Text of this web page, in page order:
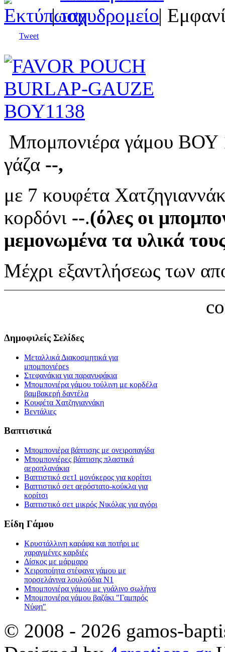
| |
Tweet
Μπομπονιέρα γάμου ΒΟΥ
γάζα --,
με 7 κουφέτα
κορδόνι --.(όλες οι
μεμονωμένα τα υλικά
Μέχρι εξαντλήσεως των
Δημοφιλείς Σελίδες
Μεταλλικά Διακοσμητικά για
μπομπονιέρεs
Στεφανάκια για παρανυφάκια
Μπομπονιέρα γάμου τούλινη με κορδέλα
βαμβακερή δαντέλα
Κουφέτα Χατζηγιαννάκη
Βεντάλιες
Βαπτιστικά
Μπομπονιέρα βάπτισης με ονειροπαγίδα
Μπομπονιέρες βάπτισης πλαστικά
αεροπλανάκια
Βαπτιστικό σετ1 μονόκερος για κορίτσι
Βαπτιστικό σετ αερόστατο-κούκλα για
κορίτσι
Βαπτιστικό σετ μικρός Νικόλας για αγόρι
Είδη Γάμου
Κρυστάλλινη καράφα και ποτήρι με
χαραγμένες καρδιές
Δίσκος με μάρμαρο
Χειροποίητα στέφανα γάμου με
πορσελάνινα λουλούδια Ν1
Μπομπονιέρα γάμου με γυάλινο σωλήνα
Μπομπονιέρα γάμου βαζάκι "Γαμπρός
Νύφη"
© 2008 - 2026 gamos-